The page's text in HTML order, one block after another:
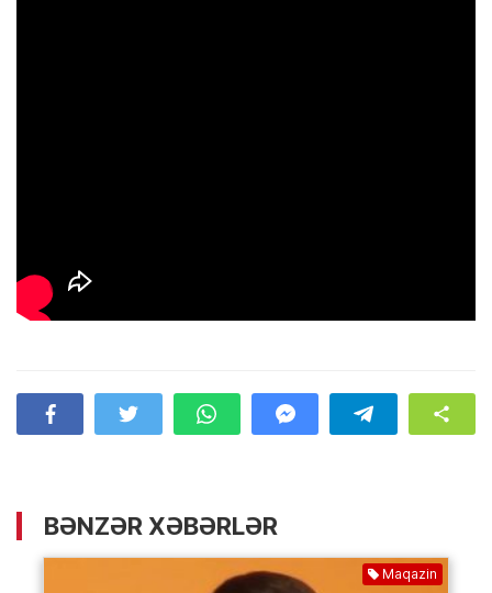
BƏNZƏR XƏBƏRLƏR
Maqazin